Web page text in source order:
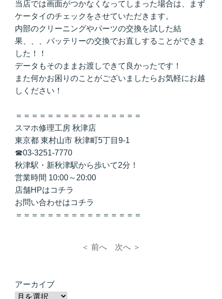
当店では画面がつかなくなってしまった場合は、まず
ケータイのチェックをさせていただきます。
内部のクリーニングやパーツの交換を試した結
果、、、バッテリーの交換でお直しすることができま
した！！
データもそのままお渡しできて良かったです！
また何かお困りのことがございましたらお気軽にお越
しください！
＝＝＝＝＝＝＝＝＝＝＝＝＝＝＝＝
スマホ修理工房 秋津店
東京都 東村山市 秋津町5丁目9-1
☎03-3251-7770
秋津駅・新秋津駅から歩いて2分！
営業時間 10:00～20:00
店舗HPはコチラ
お問い合わせはコチラ
＝＝＝＝＝＝＝＝＝＝＝＝＝＝＝＝
＜ 前へ 次へ ＞
アーカイブ